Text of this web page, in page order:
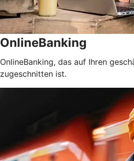
OnlineBanking
OnlineBanking, das auf Ihren
zugeschnitten ist.